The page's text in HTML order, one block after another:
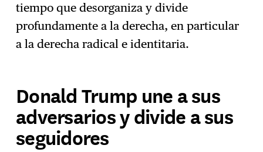
tiempo que desorganiza y divide
profundamente a la derecha, en particular
a la derecha radical e identitaria.
Donald Trump une a sus
adversarios y divide a sus
seguidores